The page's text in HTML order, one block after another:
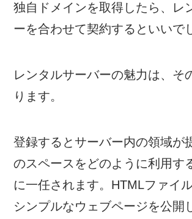
独自ドメインを取得したら、レ
ーを合わせて契約するといいで
レンタルサーバーの魅力は、そ
ります。
登録するとサーバー内の領域が
のスペースをどのように利用す
に一任されます。HTMLファイ
シンプルなウェブページを公開